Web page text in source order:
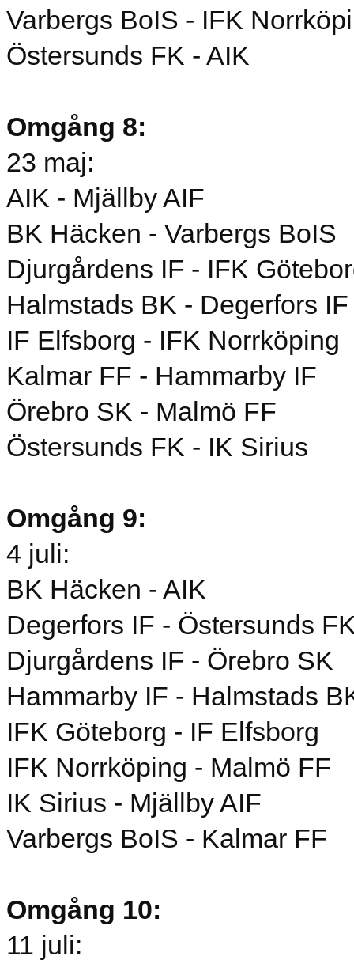
Varbergs BoIS - IFK
Östersunds FK - AIK
Omgång 8:
23 maj:
AIK - Mjällby AIF
BK Häcken - Varbergs BoIS
Djurgårdens IF - IFK
Halmstads BK - Degerfors IF
IF Elfsborg - IFK Norrköping
Kalmar FF - Hammarby IF
Örebro SK - Malmö FF
Östersunds FK - IK Sirius
Omgång 9:
4 juli:
BK Häcken - AIK
Degerfors IF - Östersunds
Djurgårdens IF - Örebro SK
Hammarby IF - Halmstads
IFK Göteborg - IF Elfsborg
IFK Norrköping - Malmö FF
IK Sirius - Mjällby AIF
Varbergs BoIS - Kalmar FF
Omgång 10:
11 juli: